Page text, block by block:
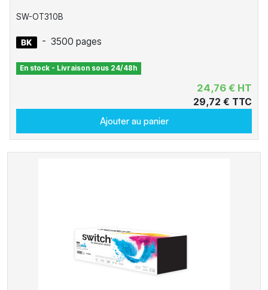
SW-OT310B
- 3500 pages
En stock - Livraison sous 24/48h
24,76 € HT
29,72 € TTC
Ajouter au panier